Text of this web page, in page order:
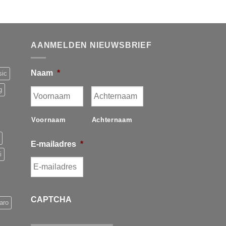
AANMELDEN NIEUWSBRIEF
Naam *
Voornaam Achternaam
E-mailadres *
CAPTCHA